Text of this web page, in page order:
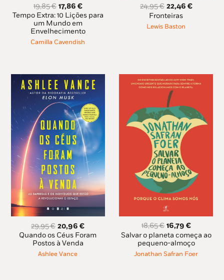
19,85€ O
preço
original
era:
19,85 €.
17,86 €O
preço
atual
é:
17,86 €.
Tempo Extra: 10 Lições para
um Mundo em
Envelhecimento
Camilla Cavendish
24,95€ O
preço
original
22,46 €O
Fronteiras
Lewis Baston
29,95€ O
preço
original
era:
20,96€O
preço
Quando os Céus Foram
Postos à Venda
Ashlee Vance
18,65€ O
preço
original
era:
16,79 €O
preço
atual
é:
Salvar o planeta começa ao
pequeno-almoço
Jonathan Safran Foer